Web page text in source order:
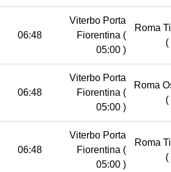
06:48
Viterbo Porta
Fiorentina (
05:00 )
Roma
(
06:48
Viterbo Porta
Fiorentina (
05:00 )
Roma
(
06:48
Viterbo Porta
Fiorentina (
05:00 )
Roma
(